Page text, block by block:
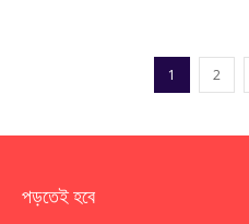
1 2
পড়তেই হবে